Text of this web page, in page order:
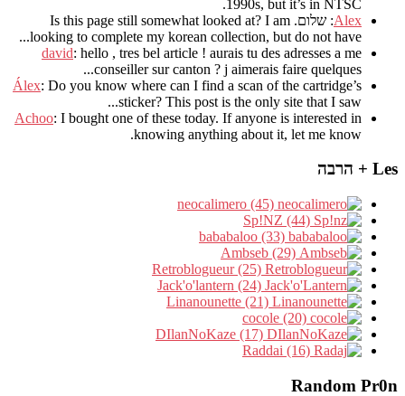
1990s, but it’s in NTSC
.
Alex: שלום. Is this page still somewhat looked at? I am
looking to complete my korean collection, but do not have..
.
david: hello , tres bel article ! aurais tu des adresses a me
conseiller sur canton ? j aimerais faire quelques..
.
Álex: Do you know where can I find a scan of the cartridge’s
sticker? This post is the only site that I saw...
Achoo: I bought one of these today. If anyone is interested in
knowing anything about it, let me know.
Les + הרבה
Random Pr0n